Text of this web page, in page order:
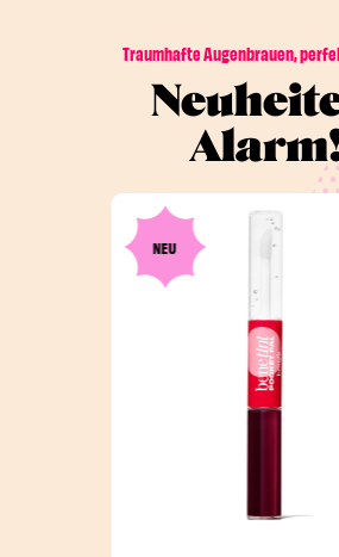
Traumhafte Augenbrauen,
NEU